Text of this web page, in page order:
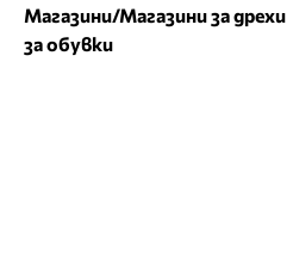
Магазини/Магазини за дрехи
за обувки